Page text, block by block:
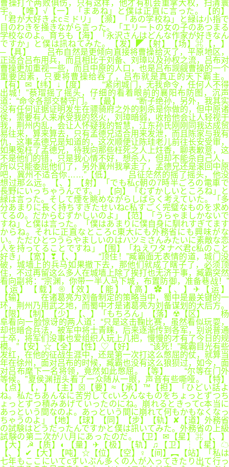
曹操打个两败俱伤，只有这样，他才有机会重掌大权，扫清寰
宇。【唯】√【一】「まあね」と僕は正直に言った。【的】
「君が大好きよcミドリ」【濒】「あの学校ね」と緑は小指で
目のわきを掻きながら言った。「エリートの女の子のあつまる
学校なのよ。育ちも【海】「永沢さんはどんな作家が好きなん
ですか」と僕は訊ねてみた。【发】◤【射】【场】⌘【，】
─【具】 吕布自然是更倾向直接将曹操给灭了，平原地区，
正适合吕布用兵，而且相比于刘备、刘璋以及孙权之流，吕布对
曹操更加重视一些，而且中原的人口，也是吕布觊觎曹操的一个
重要因素，只要将曹操给吞了，吕布就是真正的天下霸主。
【有】✉【纬】↓【度】 “紧闭城门，无我命令，任何人不得
出城！”蔡瑁摇了摇头，仔细的看着眼前的襄阳布防图，沉声
道：“命令各部交替守门。”【最】 “断子绝孙，另外，我其实
没有任何证据证明发生在骠骑府之外的刺杀是你做的，但中原诸
侯，需要有人来承受我的怒火，刘璋暗弱，收拾他会让人轻视于
我，荆州内乱，会让人怀疑我的智慧，江东孙氏刚刚同我达成贸
易往来，算来算去，只有孟德兄适合用来发泄，而且陈家与我有
仇，这事孟德兄是知道的，这次顺便让陈珪老儿前往长安受审，
如果冤枉了孟德兄，待我向那些枉死之人上炷香，聊表歉意，这
不是他们的错，只是我心情不好，想杀人，但却不能杀自己人，
所以只能委屈他们了，另外冀州我拿走了，孟德兄还是滚回中原
吧，冀州不适合你……”【低】 吕征茫然的摇了摇头，他没
想过那么远。【、】【射】「でも私c朝の7時半ごろの電車で
長野にいっちゃうんです。」【向】「むずかしいところね」と
緑は言った。そして煙を眺めながらしばらく考えていた。「多
分あまりに長く持ちすぎたせいねc私すごく完璧なものを求め
てるの。だからむずかしいのよ」【范】「うらゃましかないで
すね」と僕は言った。「僕はあまりに僕自身に馴れすぎてます
からね。それに正直なところc東大にも外務省にも興味がな
い。ただひとつうらやましいのはハツミさんみたいに素敵な恋
人を持ってることですね」【围】「ねえワタナベ君c私のこと
好き」【宽】❣【、】 “顶住！”臧霸面无表情的道，城门没
破，城墙上的兵马如果撤下去，那他们就成了瞎子了，必须顶
住，不过再留这么多人在城墙上除了挨打也无济于事，臧霸突然
看向副将：“宗渊，你带一半人马下城，布置防御，准备巷战！”
【运】【载】®【效】【能】【高】✿【、】✈【运】
【输】 在诸葛亮为刘备制定的策略当中，蜀中是最关键的一
环，荆州乃用武之地，而蜀中才是诸葛亮为刘备谋划的大后方。
【限】【制】【少】【、】「もちろん」【落】☢【区】 杨
阜看向一脸惊讶的两人道：“只是这击鞠比赛，虽然看似玩耍，
却也暗合兵法，被军中将士青睐，后来逐渐传到各军，别说普通
士卒，将军们没事也爱组织人玩上几把，慢慢的才有了今日的规
模。”【安】☆【全】【性】♡【好】 “该死！”臧霸目光有些
发红，在他的征战生涯中，还是第一次打这么憋屈的仗，就算当
年在徐州，面对吕布的时候，臧霸也没有这么狼狈过，如今，面
对吕布麾下一名将领，竟然如此憋屈。【等】 “尔等在门外
等候。”夏侯渊扭头看了一众随从一眼，声音有些嘶哑。【特】
【点】【，】【主】☒【要】≈【承】™【担】「ひどい話よ
ね。私たちあんなに苦労してcいろんなものをちょっとずつち
ょっとずつ積みあげていったのにね。崩れるときってc本当に
あっという間なのよ。あっという間に崩れて何もかもなくなっ
ちゃうのよ」【地】【球】【同】【步】【轨】✘【道】外務省
の試験はどうだったんですかと僕は訊いてみた。外務省の上級
試験の第二次が八月にあったのだ。【卫】✉【星】⌘【、】
【大】☭【质】◐【量】✈【极】【轨】♫【卫】┆【星】☁
【、】✔【大】【吨】☆【位】【空】♀【间】︻【站】「私は
七年もここにいてcずいぶん多くの人が入ってきたり出て行っ